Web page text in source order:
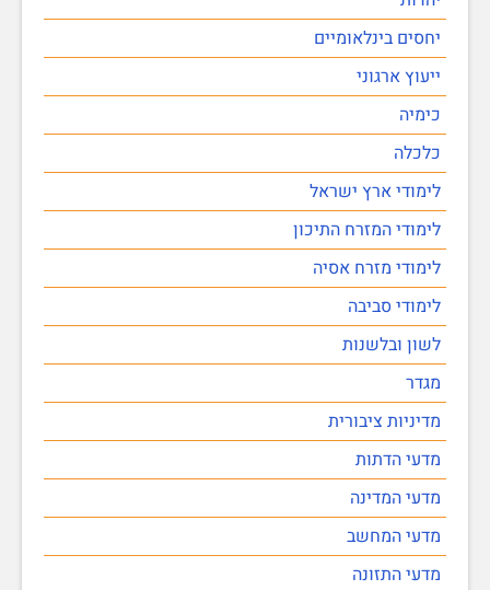
יחסים בינלאומיים
ייעוץ ארגוני
כימיה
כלכלה
לימודי ארץ ישראל
לימודי המזרח התיכון
לימודי מזרח אסיה
לימודי סביבה
לשון ובלשנות
מגדר
מדיניות ציבורית
מדעי הדתות
מדעי המדינה
מדעי המחשב
מדעי התזונה